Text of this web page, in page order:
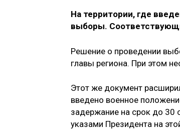
На территории, где
выборы.
Решение о проведении
главы региона. При этом
Этот же документ
введено военное
задержание на срок до 30
указами Президента на